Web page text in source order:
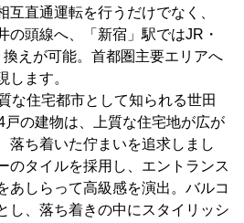
互直通運転を行うだけでなく、
の頭線へ、「新宿」駅ではJR・
えが可能。首都圏主要エリアへ
します。
な住宅都市として知られる世田
の建物は、上質な住宅地が広が
落ち着いた佇まいを追求しまし
のタイルを採用し、エントランス
あしらって高級感を演出。バルコ
し、落ち着きの中にスタイリッシ